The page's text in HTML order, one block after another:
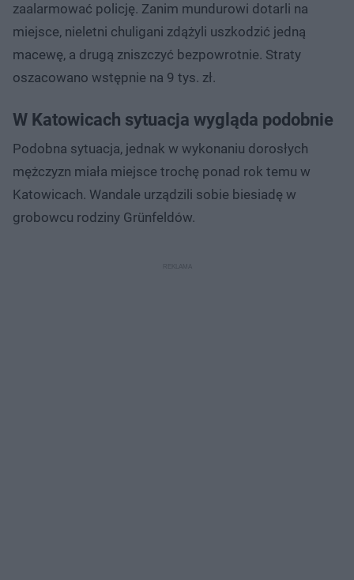
zaalarmować policję. Zanim mundurowi dotarli na
miejsce, nieletni chuligani zdążyli uszkodzić jedną
macewę, a drugą zniszczyć bezpowrotnie. Straty
oszacowano wstępnie na 9 tys. zł.
W Katowicach sytuacja wygląda podobnie
Podobna sytuacja, jednak w wykonaniu dorosłych
mężczyzn miała miejsce trochę ponad rok temu w
Katowicach. Wandale urządzili sobie biesiadę w
grobowcu rodziny Grünfeldów.